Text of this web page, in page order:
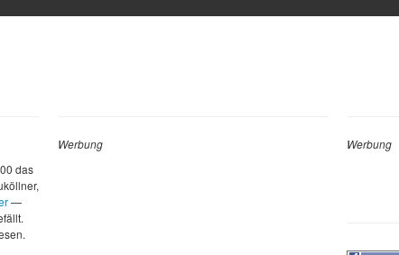
das
—
Werbung Werbung